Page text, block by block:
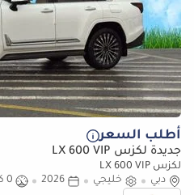
أطلب السعر
جديدة لكزس LX 600 VIP
لكزس LX 600 VIP
دبي
خليجي 2026
0 كيلومتر